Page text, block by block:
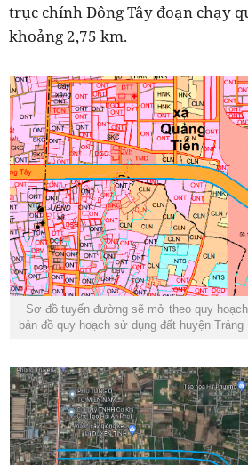
trục chính Đông Tây đoạn chạy
khoảng 2,75 km.
Sơ đồ tuyến đường sẽ mở theo quy
bản đồ quy hoạch sử dụng đất huyện Trảng